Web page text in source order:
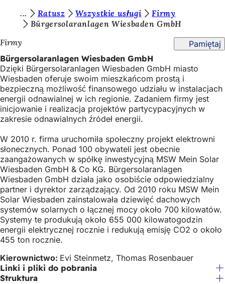
Przejdź do treści
s
t
e
ś
t
u
t
a
j
:
Ratusz Wszystkie usługi
Firmy
Bürgersolaranlagen Wiesbaden GmbH
Firmy
Pamiętaj
Bürgersolaranlagen Wiesbaden GmbH
Dzięki Bürgersolaranlagen Wiesbaden GmbH miasto
Wiesbaden oferuje swoim mieszkańcom prostą i
bezpieczną możliwość finansowego udziału w instalacjach
energii odnawialnej w ich regionie. Zadaniem firmy jest
inicjowanie i realizacja projektów partycypacyjnych w
zakresie odnawialnych źródeł energii.
W 2010 r. firma uruchomiła społeczny projekt elektrowni
słonecznych. Ponad 100 obywateli jest obecnie
zaangażowanych w spółkę inwestycyjną MSW Mein Solar
Wiesbaden GmbH & Co KG. Bürgersolaranlagen
Wiesbaden GmbH działa jako osobiście odpowiedzialny
partner i dyrektor zarządzający. Od 2010 roku MSW Mein
Solar Wiesbaden zainstalowała dziewięć dachowych
systemów solarnych o łącznej mocy około 700 kilowatów.
Systemy te produkują około 655 000 kilowatogodzin
energii elektrycznej rocznie i redukują emisję CO2 o około
455 ton rocznie.
Kierownictwo: Evi Steinmetz, Thomas Rosenbauer
Linki i pliki do pobrania
Struktura